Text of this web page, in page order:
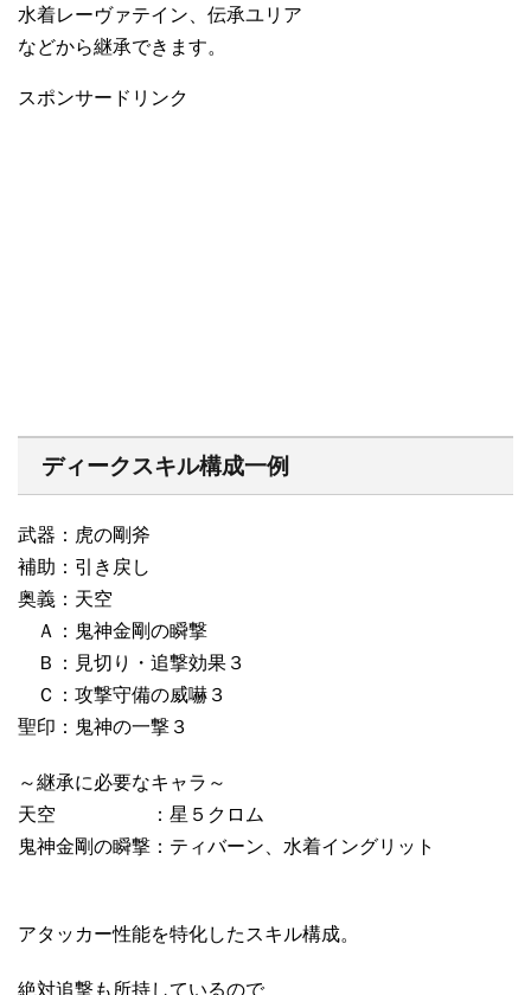
水着レーヴァテイン、伝承ユリア
などから継承できます。
スポンサードリンク
ディークスキル構成一例
武器：虎の剛斧
補助：引き戻し
奥義：天空
Ａ：鬼神金剛の瞬撃
Ｂ：見切り・追撃効果３
Ｃ：攻撃守備の威嚇３
聖印：鬼神の一撃３
～継承に必要なキャラ～
天空 ：星５クロム
鬼神金剛の瞬撃：ティバーン、水着イングリット
アタッカー性能を特化したスキル構成。
絶対追撃も所持しているので